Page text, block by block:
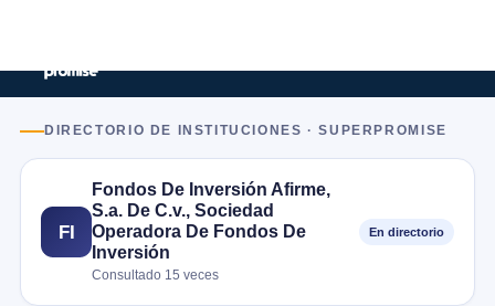
DIRECTORIO DE INSTITUCIONES · SUPERPROMISE
FI
Fondos De Inversión Afirme,
S.a. De C.v., Sociedad
Operadora De Fondos De
Inversión
Consultado 15 veces
En directorio